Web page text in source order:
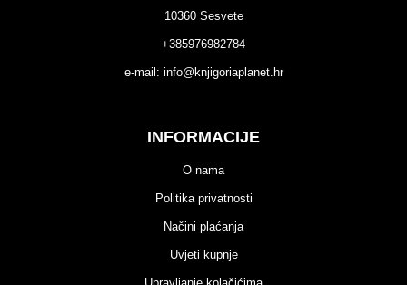
10360 Sesvete
+385976982784
e-mail: info@knjigoriaplanet.hr
INFORMACIJE
O nama
Politika privatnosti
Načini plaćanja
Uvjeti kupnje